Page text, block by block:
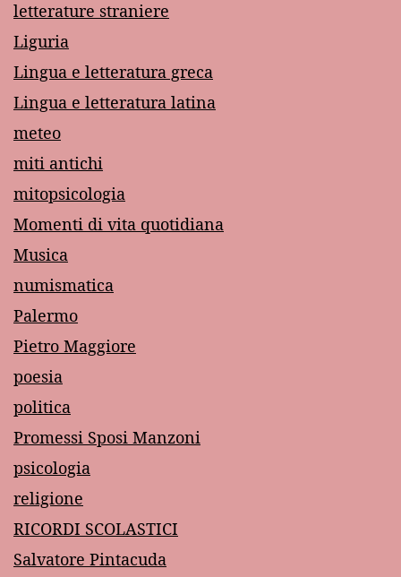
letterature straniere
Liguria
Lingua e letteratura greca
Lingua e letteratura latina
meteo
miti antichi
mitopsicologia
Momenti di vita quotidiana
Musica
numismatica
Palermo
Pietro Maggiore
poesia
politica
Promessi Sposi Manzoni
psicologia
religione
RICORDI SCOLASTICI
Salvatore Pintacuda